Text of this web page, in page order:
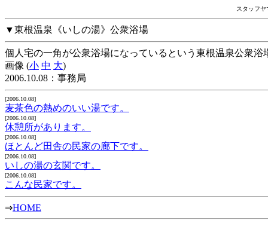
スタッフ
▼東根温泉《いしの湯》公衆浴場
個人宅の一角が公衆浴場になっているという東根温泉公衆浴
画像 (小 中 大)
2006.10.08：事務局
[2006.10.08]
麦茶色の熱めのいい湯です。
[2006.10.08]
休憩所があります。
[2006.10.08]
ほとんど田舎の民家の廊下です。
[2006.10.08]
いしの湯の玄関です。
[2006.10.08]
こんな民家です。
⇒HOME